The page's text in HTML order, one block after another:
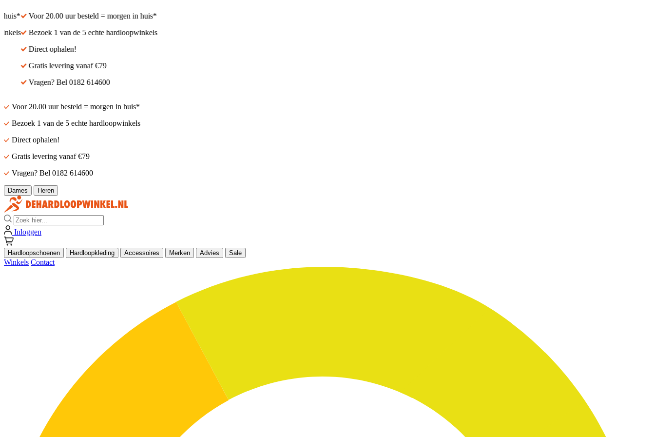
Voor 20.00 uur besteld = morgen in huis*
Bezoek 1 van de 5 echte hardloopwinkels
Direct ophalen!
Gratis levering vanaf €79
Vragen? Bel 0182 614600
Voor 20.00 uur besteld = morgen in huis*
Bezoek 1 van de 5 echte hardloopwinkels
Direct ophalen!
Gratis levering vanaf €79
Vragen? Bel 0182 614600
Dames Heren
Zoek
Inloggen
Hardloopschoenen Hardloopkleding Accessoires Merken Advies Sale
Winkels Contact